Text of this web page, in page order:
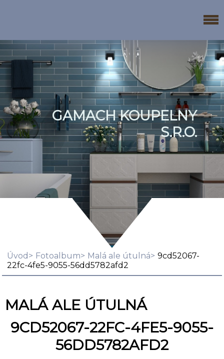
GAMACH KOUPELNY
S.R.O.
Úvod Fotoalbum Malá ale útulná
9cd52067-
22fc-4fe5-9055-56dd5782afd2
MALÁ ALE ÚTULNÁ
9CD52067-22FC-4FE5-9055-
56DD5782AFD2